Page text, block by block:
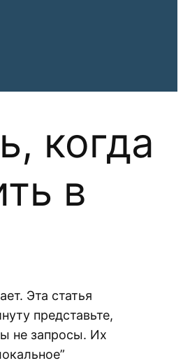
когда
в
Эта статья
представьте,
не запросы. Их